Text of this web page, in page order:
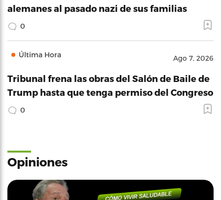
alemanes al pasado nazi de sus familias
0
Última Hora Ago 7, 2026
Tribunal frena las obras del Salón de Baile de
Trump hasta que tenga permiso del Congreso
0
Opiniones